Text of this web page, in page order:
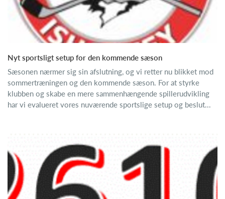
Nyt sportsligt setup for den kommende sæson
Sæsonen nærmer sig sin afslutning, og vi retter nu blikket mod
sommertræningen og den kommende sæson. For at styrke
klubben og skabe en mere sammenhængende spillerudvikling
har vi evalueret vores nuværende sportslige setup og beslut...